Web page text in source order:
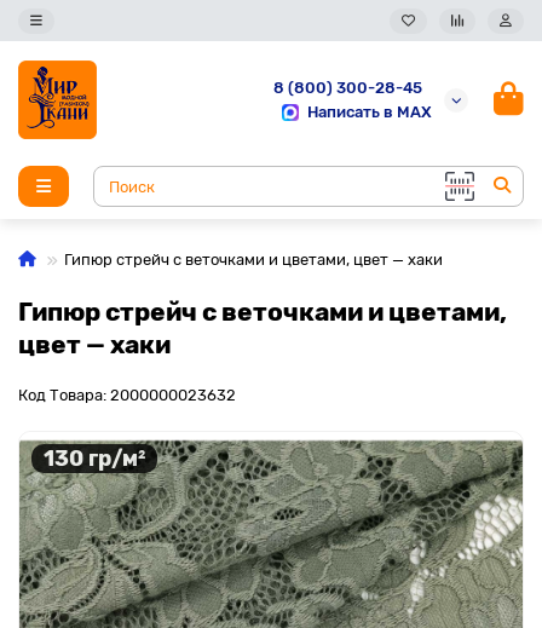
8 (800) 300-28-45
Написать в MAX
Гипюр стрейч с веточками и цветами, цвет — хаки
Гипюр стрейч с веточками и цветами,
цвет — хаки
Код Товара: 2000000023632
130 гр/м²